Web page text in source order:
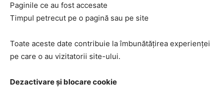
Paginile ce au fost accesate
Timpul petrecut pe o pagină sau pe site
Toate aceste date contribuie la îmbunătățirea experienței
pe care o au vizitatorii site-ului.
Dezactivare și blocare cookie